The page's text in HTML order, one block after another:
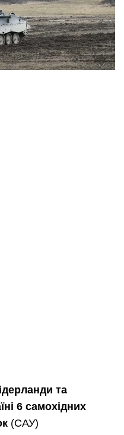
та
6 самохідних
(САУ)